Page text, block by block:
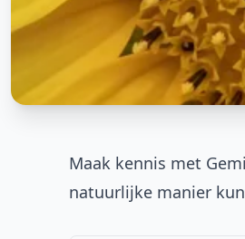
Maak kennis met
natuurlijke manier